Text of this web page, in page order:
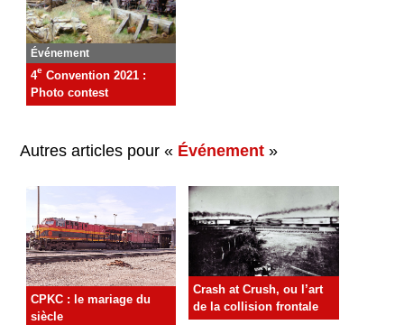
Événement
4e Convention 2021 :
Photo contest
Autres articles pour « Événement »
CPKC : le mariage du
siècle
Crash at Crush, ou l’art
de la collision frontale